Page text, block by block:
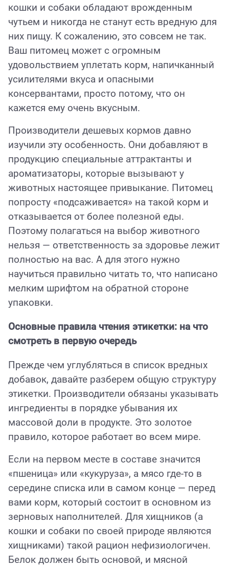
кошки и собаки обладают врожденным
чутьем и никогда не станут есть вредную для
них пищу. К сожалению, это совсем не так.
Ваш питомец может с огромным
удовольствием уплетать корм, напичканный
усилителями вкуса и опасными
консервантами, просто потому, что он
кажется ему очень вкусным.
Производители дешевых кормов давно
изучили эту особенность. Они добавляют в
продукцию специальные аттрактанты и
ароматизаторы, которые вызывают у
животных настоящее привыкание. Питомец
попросту «подсаживается» на такой корм и
отказывается от более полезной еды.
Поэтому полагаться на выбор животного
нельзя — ответственность за здоровье лежит
полностью на вас. А для этого нужно
научиться правильно читать то, что написано
мелким шрифтом на обратной стороне
упаковки.
Основные правила чтения этикетки: на что
смотреть в первую очередь
Прежде чем углубляться в список вредных
добавок, давайте разберем общую структуру
этикетки. Производители обязаны указывать
ингредиенты в порядке убывания их
массовой доли в продукте. Это золотое
правило, которое работает во всем мире.
Если на первом месте в составе значится
«пшеница» или «кукуруза», а мясо где-то в
середине списка или в самом конце — перед
вами корм, который состоит в основном из
зерновых наполнителей. Для хищников (а
кошки и собаки по своей природе являются
хищниками) такой рацион нефизиологичен.
Белок должен быть основой, и мясной